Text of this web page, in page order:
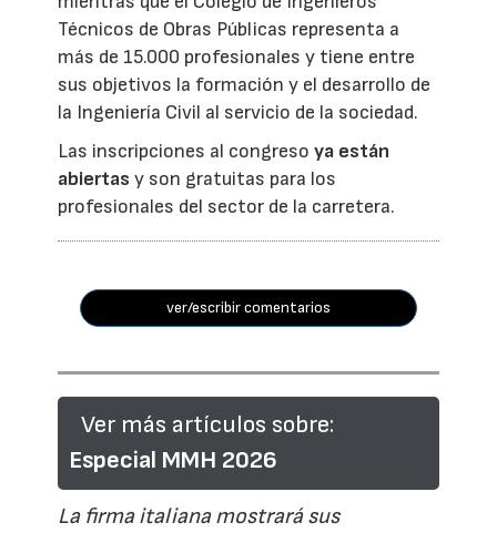
Técnicos de Obras Públicas representa a
más de 15.000 profesionales y tiene entre
sus objetivos la formación y el desarrollo de
la Ingeniería Civil al servicio de la sociedad.
Las inscripciones al congresoya están
abiertas y son gratuitas para los
profesionales del sector de la carretera.
ver/escribir comentarios
Ver más artículos sobre:
Especial MMH 2026
La firma italiana mostrará sus